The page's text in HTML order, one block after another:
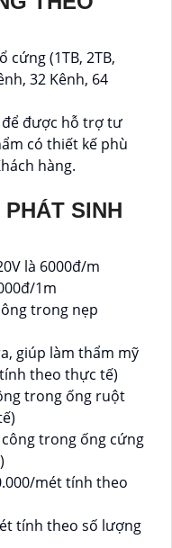
cứng (1TB, 2TB,
32 Kênh, 64
để được hỗ trợ tư
có thiết kế phù
hàng.
SINH
là 6000đ/m
1m
trong nẹp
giúp làm thẩm mỹ
theo thực tế)
trong ống ruột
trong ống cứng
mét tính theo
tính theo số lượng